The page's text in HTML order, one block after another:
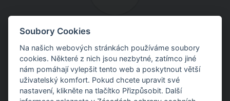
Inženýrské manuály
Stáhněte si manuály s teoretickými i praktickými ukázkami
použití programů.
Soubory Cookies
Na našich webových stránkách používáme soubory
cookies. Některé z nich jsou nezbytné, zatímco jiné
nám pomáhají vylepšit tento web a poskytnout větší
uživatelský komfort. Pokud chcete upravit své
nastavení, klikněte na tlačítko Přizpůsobit. Další